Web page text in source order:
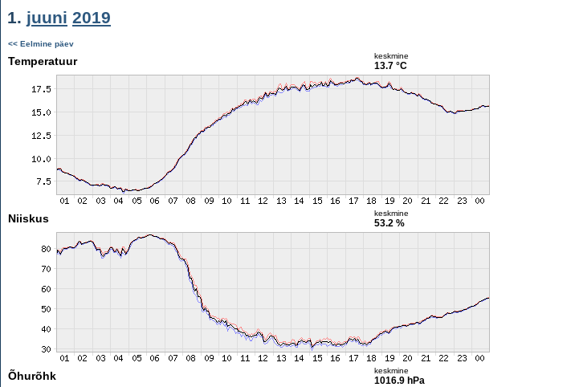
1. juuni 2019
<< Eelmine päev
Temperatuur keskmine
13.7 °C
Niiskus keskmine
53.2 %
Õhurõhk keskmine
1016.9 hPa